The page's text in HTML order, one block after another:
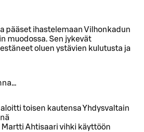
pääset ihastelemaan Vilhonkadun
muodossa. Sen jykevät
oluen ystävien kulutusta ja
toisen kautensa Yhdysvaltain
Martti Ahtisaari vihki käyttöön